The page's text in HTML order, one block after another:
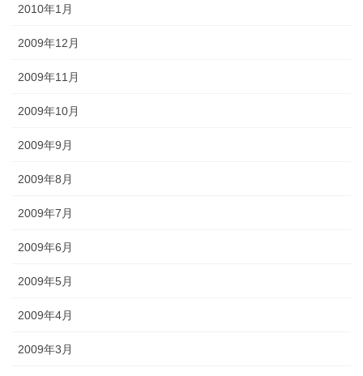
2010年1月
2009年12月
2009年11月
2009年10月
2009年9月
2009年8月
2009年7月
2009年6月
2009年5月
2009年4月
2009年3月